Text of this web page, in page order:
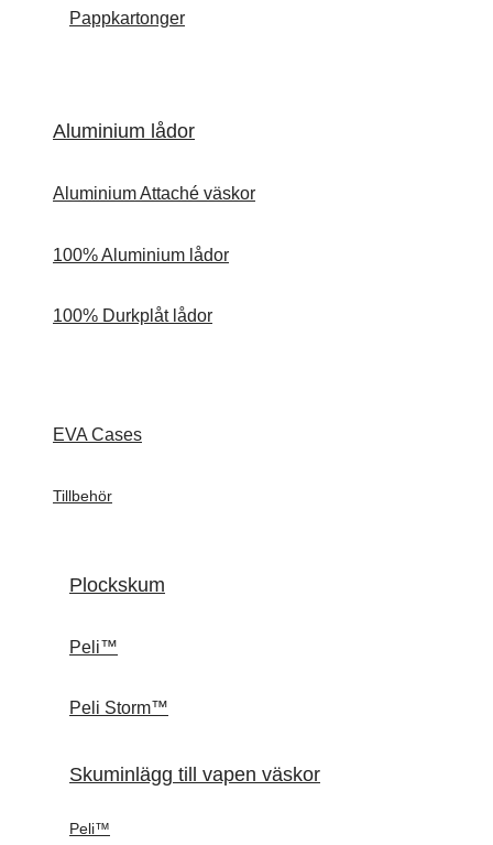
Pappkartonger
Aluminium lådor
Aluminium Attaché väskor
100% Aluminium lådor
100% Durkplåt lådor
EVA Cases
Tillbehör
Plockskum
Peli™
Peli Storm™
Skuminlägg till vapen väskor
Peli™